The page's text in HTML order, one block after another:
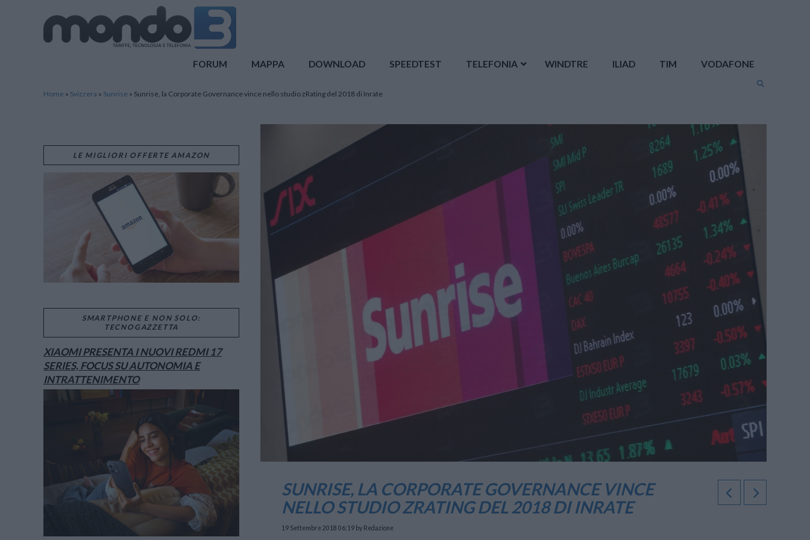
FORUM MAPPA DOWNLOAD SPEEDTEST TELEFONIA WINDTRE ILIAD TIM VODAFONE
Home » Svizzera » Sunrise » Sunrise, la Corporate Governance vince nello studio zRating del 2018 di Inrate
SUNRISE, LA CORPORATE GOVERNANCE VINCE
NELLO STUDIO ZRATING DEL 2018 DI INRATE
19 Settembre 2018 06:19 by Redazione
LE MIGLIORI OFFERTE AMAZON
SMARTPHONE E NON SOLO:
TECNOGAZZETTA
XIAOMI PRESENTA I NUOVI REDMI 17
SERIES, FOCUS SU AUTONOMIA E
INTRATTENIMENTO